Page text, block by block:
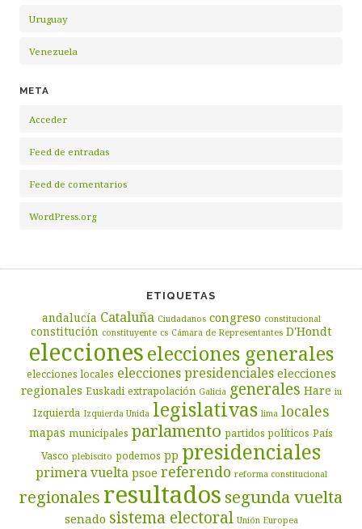
Uruguay
Venezuela
META
Acceder
Feed de entradas
Feed de comentarios
WordPress.org
ETIQUETAS
andalucía Cataluña Ciudadanos congreso constitucional
constitución constituyente cs Cámara de Representantes D'Hondt
eleccioneselecciones generales
elecciones locales elecciones presidenciales elecciones
regionales Euskadi extrapolación Galicia generales Hare iu
Izquierda Izquierda Unida legislativas lima locales
mapas municipales parlamento partidos políticos País
Vasco plebiscito podemos pp presidenciales
primera vuelta psoe referendo reforma constitucional
regionales resultadossegunda vuelta
senado sistema electoral Unión Europea